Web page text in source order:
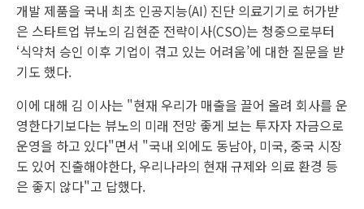
개발 제품을 국내 최초 인공지능(AI) 진단 의료기기로 허가받
은 스타트업 뷰노의 김현준 전략이사(CSO)는 청중으로부터
‘식약처 승인 이후 기업이 겪고 있는 어려움’에 대한 질문을 받
기도 했다.
이에 대해 김 이사는 "현재 우리가 매출을 끌어 올려 회사를 운
영한다기보다는 뷰노의 미래 전망 좋게 보는 투자자 자금으로
운영을 하고 있다"면서 "국내 외에도 동남아, 미국, 중국 시장
도 있어 진출해야한다, 우리나라의 현재 규제와 의료 환경 등
은 좋지 않다"고 답했다.